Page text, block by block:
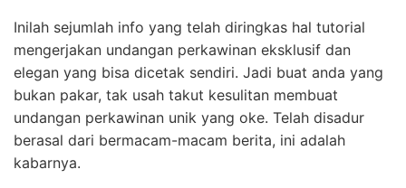
Inilah sejumlah info yang telah diringkas hal tutorial
mengerjakan undangan perkawinan eksklusif dan
elegan yang bisa dicetak sendiri. Jadi buat anda yang
bukan pakar, tak usah takut kesulitan membuat
undangan perkawinan unik yang oke. Telah disadur
berasal dari bermacam-macam berita, ini adalah
kabarnya.